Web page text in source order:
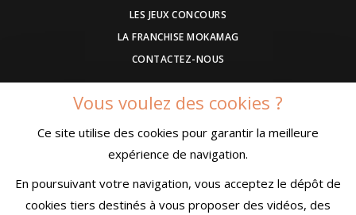
LES JEUX CONCOURS
LA FRANCHISE MOKAMAG
CONTACTEZ-NOUS
DEVENEZ ANNONCEUR
COMMUNIQUEZ UN EVENEMENT
CONDITIONS GÉNÉRALES DE VENTE
MENTIONS LÉGALES
CONFIDENTIALITÉ
Vous voulez des cookies ?
Ce site utilise des cookies pour garantir la meilleure
expérience de navigation.
En poursuivant votre navigation, vous acceptez le dépôt de
cookies tiers destinés à vous proposer des vidéos, des